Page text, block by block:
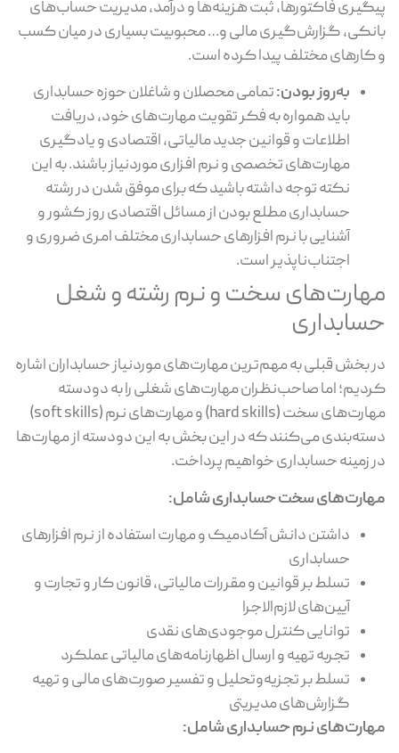
پیگیری فاکتورها، ثبت هزینه‌ها و درآمد، مدیریت حساب‌های
بانکی، گزارش‌گیری مالی و… محبوبیت بسیاری در میان کسب
و کارهای مختلف پیدا کرده است.
به‌روز بودن:تمامی محصلان و شاغلان حوزه حسابداری
باید همواره به فکر تقویت مهارت‌های خود، دریافت
اطلاعات و قوانین جدید مالیاتی، اقتصادی و یادگیری
مهارت‌های تخصصی و نرم افزاری موردنیاز باشند. به این
نکته توجه داشته باشید که برای موفق شدن در رشته
حسابداری مطلع بودن از مسائل اقتصادی روز کشور و
آشنایی با نرم افزارهای حسابداری مختلف امری ضروری و
اجتناب‌ناپذیر است.
مهارت‌های سخت و نرم رشته و شغل
حسابداری
در بخش قبلی به مهم‌ترین مهارت‌های موردنیاز حسابداران اشاره
کردیم؛ اما صاحب‌نظران مهارت‌های شغلی را به دودسته
مهارت‌های سخت (hard skills) و مهارت‌های نرم (soft skills)
دسته‌بندی می‌کنند که در این بخش به این دودسته از مهارت‌ها
در زمینه حسابداری خواهیم پرداخت.
مهارت‌های سخت حسابداری شامل:
داشتن دانش آکادمیک و مهارت استفاده از نرم افزارهای
حسابداری
تسلط بر قوانین و مقررات مالیاتی، قانون کار و تجارت و
آیین‌های لازم‌الاجرا
توانایی کنترل موجودی‌های نقدی
تجربه تهیه و ارسال اظهارنامه‌های مالیاتی عملکرد
تسلط بر تجزیه‌وتحلیل و تفسیر صورت‌های مالی و تهیه
گزارش‌های مدیریتی
مهارت‌های نرم حسابداری شامل: